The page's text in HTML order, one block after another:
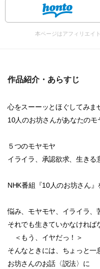
本ページはアフィリエイ
作品紹介・あらすじ
心をスーーッとほぐしてみま
10人のお坊さんがあなたのモ
５つのモヤモヤ
イライラ、承認欲求、生きる
NHK番組『10人のお坊さん』
悩み、モヤモヤ、イライラ、
それでも生きていかなければ
＜もう、イヤだっ！＞
そんなときには、ちょっと一
お坊さんのお話〈説法〉に